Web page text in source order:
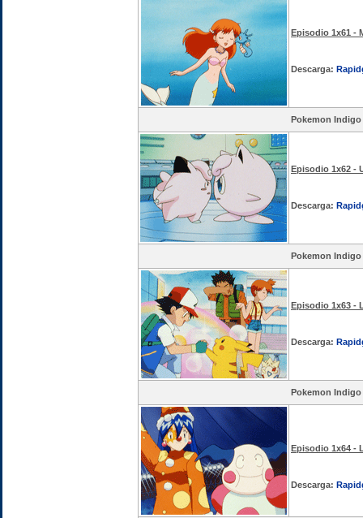
Episodio 1x61 -
Descarga:
Pokemon Indigo
Episodio 1x62 -
Descarga:
Pokemon Indigo
Episodio 1x63 -
Descarga:
Pokemon Indigo
Episodio 1x64 -
Descarga: